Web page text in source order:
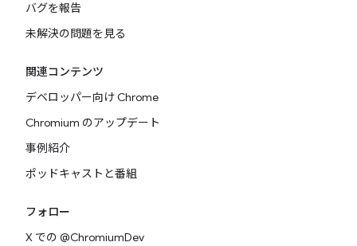
バグを報告
未解決の問題を見る
関連コンテンツ
デベロッパー向け Chrome
Chromium のアップデート
事例紹介
ポッドキャストと番組
フォロー
X での @ChromiumDev